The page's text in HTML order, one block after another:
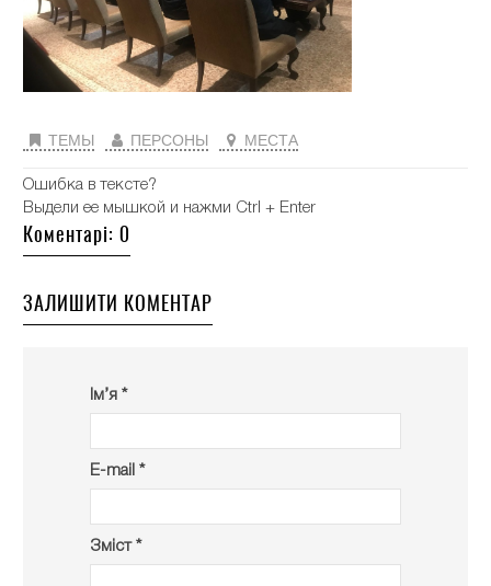
ТЕМЫ ПЕРСОНЫ МЕСТА
Ошибка в тексте?
Выдели ее мышкой и нажми Ctrl + Enter
Коментарі: 0
ЗАЛИШИТИ КОМЕНТАР
Ім’я *
E-mail *
Зміст *